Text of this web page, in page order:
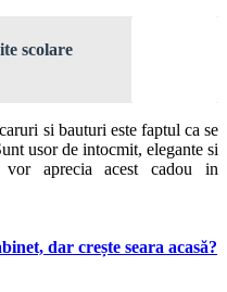
scolare
si bauturi este faptul ca se
usor de intocmit, elegante si
aprecia acest cadou in
dar crește seara acasă?